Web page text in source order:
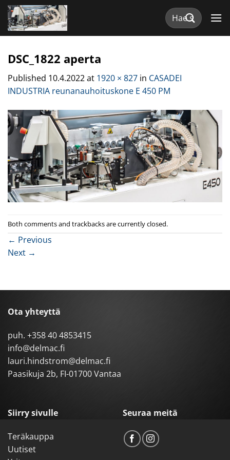
Skip
content
Etsi:
DSC_1822 aperta
Published 10.4.2022at 1920 × 827 in CASADEI
INDUSTRIA reunanauhoituskone E 450 PM
Both comments and trackbacks are currently closed.
← Previous
Next →
Ota yhteyttä
puh. +358 40 4853415
info@delmac.fi
lauri.hindstrom@delmac.fi
Paasikuja 2b, FI-01700 Vantaa
Siirry sivulle
Teräkauppa
Uutiset
Seuraa meitä